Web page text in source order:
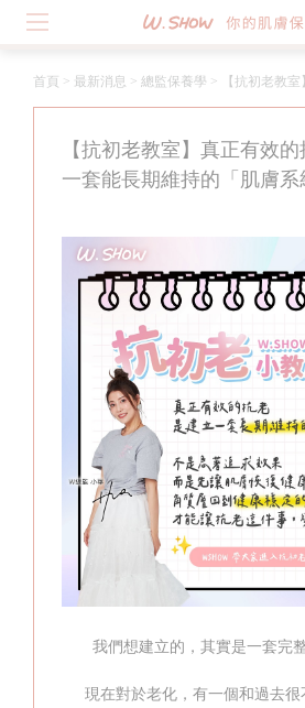
首頁 > 最新消息 > 總監保養學 > 【抗初老教室】真正有
【抗初老教室】真正有效
一套能長期維持的「肌膚系
我們想建立的，其實是一套完
現在對於老化，有一個和過去很